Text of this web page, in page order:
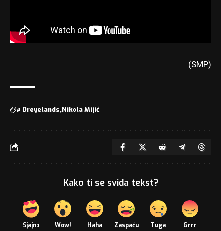
(SMP)
# Dreyelands Nikola Mijić
Kako ti se sviđa tekst?
Sjajno Wow! Haha Zaspaću Tuga Grrr